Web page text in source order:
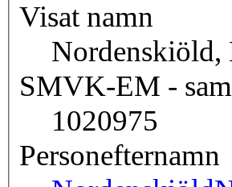
Visat namn
Nordenskiöld,
SMVK-EM -
1020975
Personefternamn